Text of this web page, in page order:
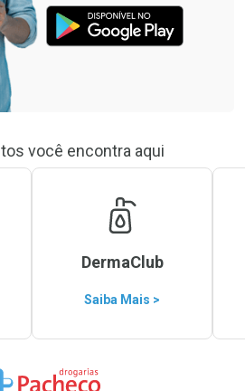
você encontra aqui
DermaClub
Saiba Mais >
a Home